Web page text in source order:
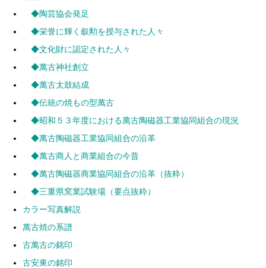
◆陶芸協会発足
◆栄誉に輝く叙勲を授与された人々
◆文化財に認定された人々
◆萬古神社創立
◆萬古太鼓結成
◆伝統の焼もの型萬古
◆昭和５３年度における萬古陶磁器工業協同組合の現況
◆萬古陶磁器工業協同組合の沿革
◆萬古商人と商業組合の今昔
◆萬古陶磁器商業協同組合の沿革（抜粋）
◆三重県窯業試験場（要点抜粋）
カラー写真解説
萬古焼の系譜
古萬古の銘印
古安東の銘印